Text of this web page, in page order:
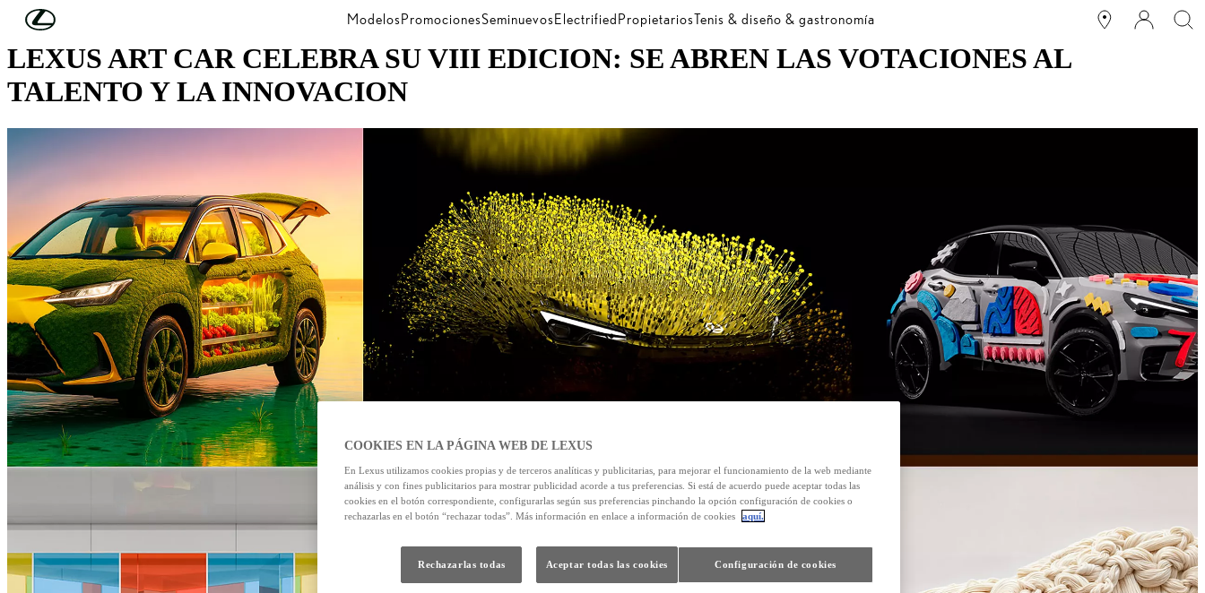
Skip to Main Content ModelosPromocionesSeminuevosElectrifiedPropietariosTenis & diseño & gastronomía
LEXUS ART CAR CELEBRA SU VIII EDICION: SE ABREN LAS VOTACIONES AL
TALENTO Y LA INNOVACION
COOKIES EN LA PÁGINA WEB DE LEXUS
En Lexus utilizamos cookies propias y de terceros analíticas y publicitarias, para mejorar el funcionamiento de la web mediante
análisis y con fines publicitarios para mostrar publicidad acorde a tus preferencias. Si está de acuerdo puede aceptar todas las
cookies en el botón correspondiente, configurarlas según sus preferencias pinchando la opción configuración de cookies o
rechazarlas en el botón “rechazar todas”. Más información en enlace a información de cookies
aquí.
Configuración de cookies
Rechazarlas todas Aceptar todas las cookies